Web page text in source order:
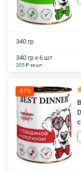
340 гр
340 гр х 6 шт
205 ₽ за шт
-31%